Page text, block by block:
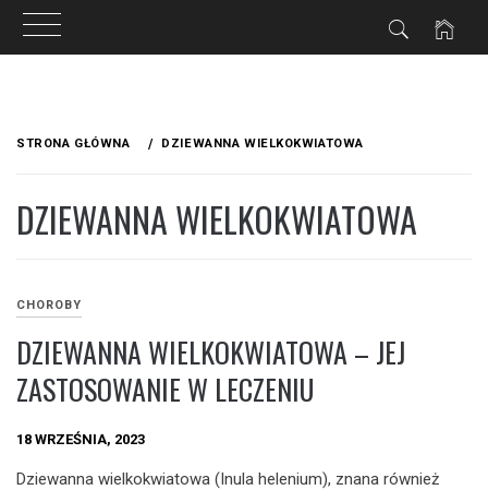
STRONA GŁÓWNA DZIEWANNA WIELKOKWIATOWA
DZIEWANNA WIELKOKWIATOWA
CHOROBY
DZIEWANNA WIELKOKWIATOWA – JEJ
ZASTOSOWANIE W LECZENIU
18 WRZEŚNIA, 2023
Dziewanna wielkokwiatowa (Inula helenium), znana również